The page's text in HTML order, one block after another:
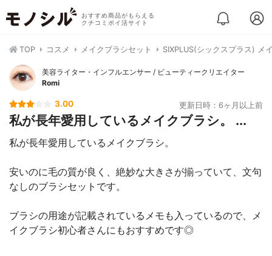
おすすめ商品がもらえる
クチコミポイ活サイト
TOP コスメ メイクブラシセット SIXPLUS(シックスプラス) メ
美容ライター・インフルエンサー / ビューティークリエイター
Romi
3.00 更新日時：6ヶ月以上前
私が長年愛用しているメイクブラシ。 ...
私が長年愛用しているメイクブラシ。
安いのに毛の質が良く、絶妙な大きさが揃っていて、文句
なしのブラシセットです。
ブラシの用途が記載されているメモも入っているので、メ
イクブラシ初心者さんにもおすすめです◎